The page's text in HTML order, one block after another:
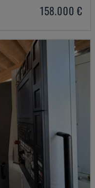
158.000 €